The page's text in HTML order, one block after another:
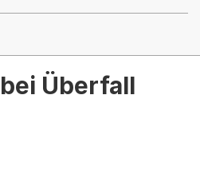
Überfall